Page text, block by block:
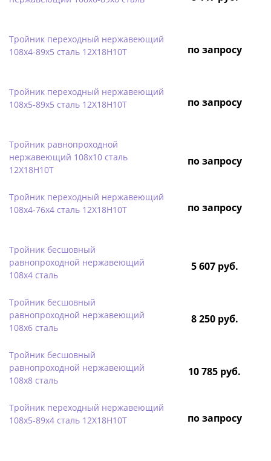
Тройник переходный нержавеющий
108х4-89х5 сталь 12Х18Н10Т
по запросу
Тройник переходный нержавеющий
108х5-89х5 сталь 12Х18Н10Т
по запросу
Тройник равнопроходной
нержавеющий 108х10 сталь
12Х18Н10Т
по запросу
Тройник переходный нержавеющий
108х4-76х4 сталь 12Х18Н10Т
по запросу
Тройник бесшовный
равнопроходной нержавеющий
108х4 сталь
5 607 руб.
Тройник бесшовный
равнопроходной нержавеющий
108х6 сталь
8 250 руб.
Тройник бесшовный
равнопроходной нержавеющий
108х8 сталь
10 785 руб.
Тройник переходный нержавеющий
108х5-89х4 сталь 12Х18Н10Т
по запросу